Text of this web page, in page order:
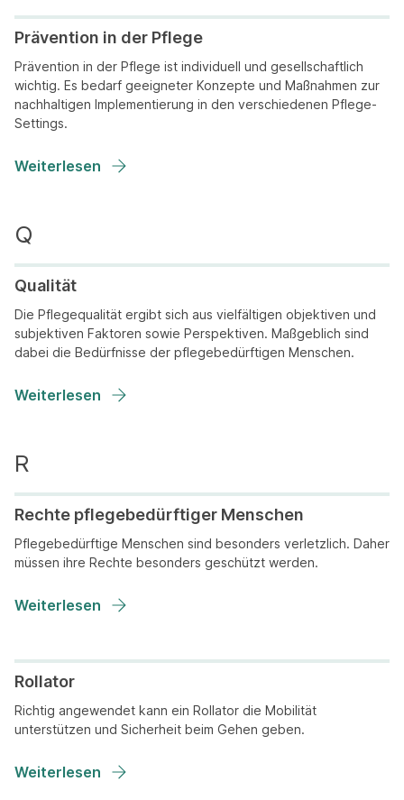
Prävention in der Pflege
Prävention in der Pflege ist individuell und gesellschaftlich
wichtig. Es bedarf geeigneter Konzepte und Maßnahmen zur
nachhaltigen Implementierung in den verschiedenen Pflege-
Settings.
Weiterlesen
Qualität
Die Pflegequalität ergibt sich aus vielfältigen objektiven und
subjektiven Faktoren sowie Perspektiven. Maßgeblich sind
dabei die Bedürfnisse der pflegebedürftigen Menschen.
Weiterlesen
Rechte pflegebedürftiger Menschen
Pflegebedürftige Menschen sind besonders verletzlich. Daher
müssen ihre Rechte besonders geschützt werden.
Weiterlesen
Rollator
Richtig angewendet kann ein Rollator die Mobilität
unterstützen und Sicherheit beim Gehen geben.
Weiterlesen